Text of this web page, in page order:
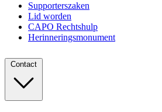
Supporterszaken
Lid worden
CAPO Rechtshulp
Herinneringsmonument
Contact